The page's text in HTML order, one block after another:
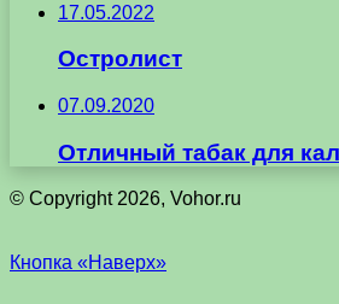
17.05.2022
Остролист
07.09.2020
Отличный табак для
© Copyright 2026, Vohor.ru
Кнопка «Наверх»